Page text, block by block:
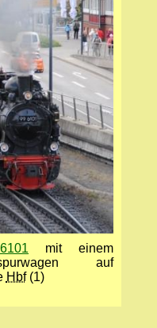
mit einem
auf
Hbf(1)